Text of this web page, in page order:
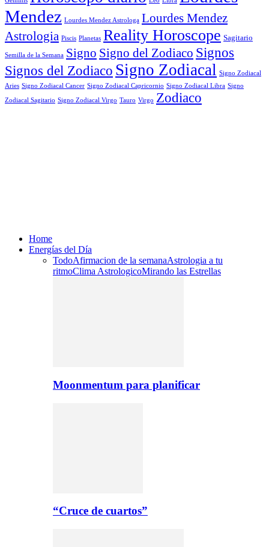
Mendez Lourdes Mendez Astrologa Lourdes Mendez
Astrologia Piscis Planetas Reality Horoscope Sagitario
Semilla de la Semana Signo Signo del Zodiaco Signos
Signos del Zodiaco Signo Zodiacal Signo Zodiacal
Aries Signo Zodiacal Cancer Signo Zodiacal Capricornio Signo Zodiacal Libra Signo
Zodiacal Sagitario Signo Zodiacal Virgo Tauro Virgo Zodiaco
Home
Energías del Día
TodoAfirmacion de la semanaAstrologia a tu
ritmoClima AstrologicoMirando las Estrellas
Moonmentum para planificar
“Cruce de cuartos”